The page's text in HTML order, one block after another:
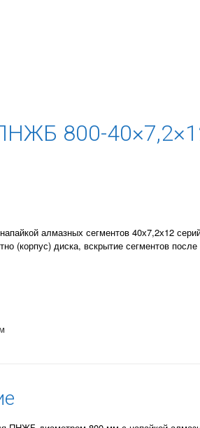
800-
алмазных сегментов 40х7,2х12
(корпус) диска, вскрытие сегментов после